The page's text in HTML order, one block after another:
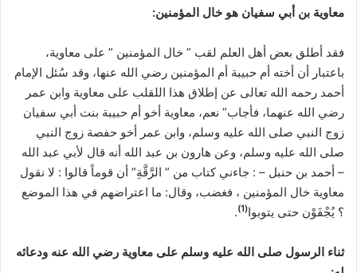
معاوية بن أبي سفيان هو خال المؤمنين:
فقد أطلق بعض أهل العلم لقب ” خال المؤمنين ” على معاوية،
باعتبار أن أخته أم حبيبة أم المؤمنين رضي الله عنها، وقد سُئل الإمام
أحمد رحمه الله تعالى عن إطلاق هذا اللقلب على معاوية وابن عمر
رضي الله عنهما، فأجاب” نعم، معاوية أخو أم حبيبة بنت أبي سفيان
زوج النبي صلى الله عليه وسلم، وابن عمر أخو حفصة زوج النبي
صلى الله عليه وسلم، وعن هارون بن عبد الله أنه قال لأبي عبد الله
– أحمد بن حنبل – : جاءني كتاب من ” الرَّقَّةِ” أن قوماً قالوا : لا نقول
معاوية خال المؤمنين ، فغضب، وقال: ما اعتراضهم في هذا الموضع
؟ يُجْفَوْن حتى يتوبوا(
1
)
.
ثناء الرسول صلى الله عليه وسلم على معاوية رضي الله عنه ودعائه